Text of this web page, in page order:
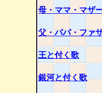
母・ママ・マザ
父・パパ・ファ
王と付く歌
銀河と付く歌